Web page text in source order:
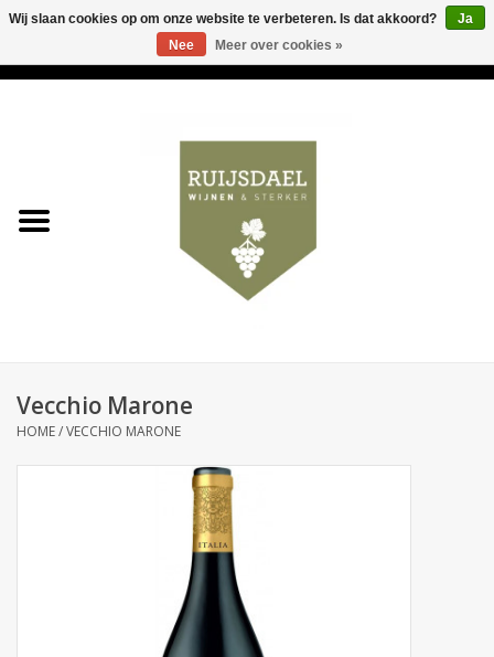
& sterker
Contact
Vecchio Marone
HOME/VECCHIO MARONE
Wij slaan cookies op om onze website te verbeteren. Is dat akkoord?
Ja
Nee
Meer over cookies »